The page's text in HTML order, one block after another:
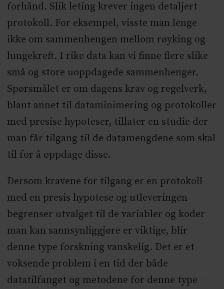
forhånd. Slik leting krever ingen detaljert
protokoll. For eksempel, visste man lenge
ikke om sammenhengen mellom røyking og
lungekreft. I rike data kan vi finne flere slike
små og store uoppdagede sammenhenger.
Spørsmålet er om dagens krav og regelverk,
blant annet til dataminimering og protokoller
med presise hypoteser, tillater en studie der
man får tilgang til de datamengdene som skal
til for å oppdage disse.
Dersom kravene for tilgang er en protokoll
med en presis hypotese og utleveringen
begrenser utvalget til de variabler og koder
man kan sannsynliggjøre er viktige, blir
denne type forskning vanskelig. Det er et
voksende problem i en tid der både
datatilfanget og metodene for denne type